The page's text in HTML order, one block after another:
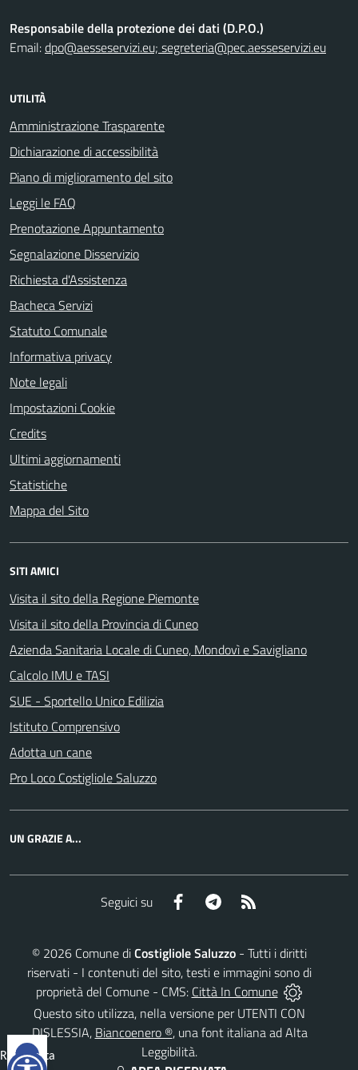
Responsabile della protezione dei dati (D.P.O.)
Email:dpo@aesseservizi.eu; segreteria@pec.aesseservizi.eu
UTILITÀ
Amministrazione Trasparente
Dichiarazione di accessibilità
Piano di miglioramento del sito
Leggi le FAQ
Prenotazione Appuntamento
Segnalazione Disservizio
Richiesta d'Assistenza
Bacheca Servizi
Statuto Comunale
Informativa privacy
Note legali
Impostazioni Cookie
Credits
Ultimi aggiornamenti
Statistiche
Mappa del Sito
SITI AMICI
Visita il sito della Regione Piemonte
Visita il sito della Provincia di Cuneo
Azienda Sanitaria Locale di Cuneo, Mondovì e Savigliano
Calcolo IMU e TASI
SUE - Sportello Unico Edilizia
Istituto Comprensivo
Adotta un cane
Pro Loco Costigliole Saluzzo
UN GRAZIE A...
Seguici su Facebook Telegram
© 2026 Comune diCostigliole Saluzzo - Tutti i diritti
riservati - I contenuti del sito, testi e immagini sono di
proprietà del Comune - CMS: Città In Comune
Questo sito utilizza, nella versione per UTENTI CON
DISLESSIA, Biancoenero ®, una font italiana ad Alta
Leggibilità.
Reimposta